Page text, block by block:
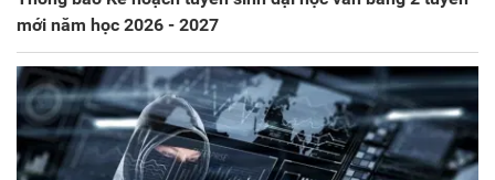
mới năm học 2026 - 2027